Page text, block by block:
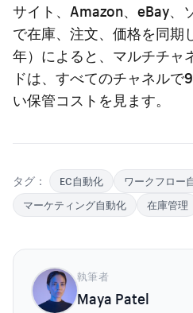
サイト、Amazon、eBay、
で在庫、注文、価格を同期
年）によると、マルチチャ
ドは、すべてのチャネルで
い保管コストを見ます。
タグ： EC自動化
ワークフロー
マーケティング自動化
在庫管理
執筆者
Maya Patel